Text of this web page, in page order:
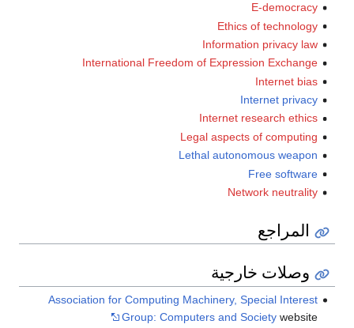
E-democracy
Ethics of technology
Information privacy law
International Freedom of Expression Exchange
Internet bias
Internet privacy
Internet research ethics
Legal aspects of computing
Lethal autonomous weapon
Free software
Network neutrality
المراجع
وصلات خارجية
Association for Computing Machinery, Special Interest
Group: Computers and Societywebsite